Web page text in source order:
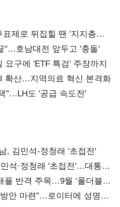
제로 뒤집힐 땐 '지지층
"…호남대전 앞두고 '충돌'
구에 'ETF 특검' 주장까지
확산…지역의료 혁신 본격화
"…LH도 '공급 속도전'
, 김민석-정청래 '초접전'
석·정청래 '초접전'…대통령
플 반격 주목…9월 ‘폴더블
안 마련”…로이터에 성명